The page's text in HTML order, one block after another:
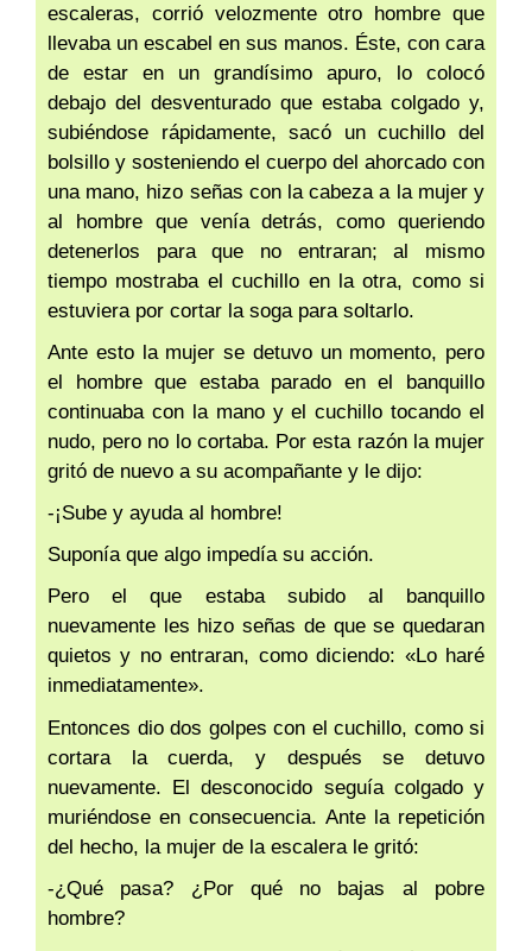
escaleras, corrió velozmente otro hombre que
llevaba un escabel en sus manos. Éste, con cara
de estar en un grandísimo apuro, lo colocó
debajo del desventurado que estaba colgado y,
subiéndose rápidamente, sacó un cuchillo del
bolsillo y sosteniendo el cuerpo del ahorcado con
una mano, hizo señas con la cabeza a la mujer y
al hombre que venía detrás, como queriendo
detenerlos para que no entraran; al mismo
tiempo mostraba el cuchillo en la otra, como si
estuviera por cortar la soga para soltarlo.
Ante esto la mujer se detuvo un momento, pero
el hombre que estaba parado en el banquillo
continuaba con la mano y el cuchillo tocando el
nudo, pero no lo cortaba. Por esta razón la mujer
gritó de nuevo a su acompañante y le dijo:
-¡Sube y ayuda al hombre!
Suponía que algo impedía su acción.
Pero el que estaba subido al banquillo
nuevamente les hizo señas de que se quedaran
quietos y no entraran, como diciendo: «Lo haré
inmediatamente».
Entonces dio dos golpes con el cuchillo, como si
cortara la cuerda, y después se detuvo
nuevamente. El desconocido seguía colgado y
muriéndose en consecuencia. Ante la repetición
del hecho, la mujer de la escalera le gritó:
-¿Qué pasa? ¿Por qué no bajas al pobre
hombre?